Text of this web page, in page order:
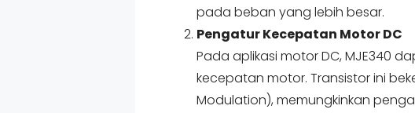
pada beban yang lebih besar.
Pengatur Kecepatan Motor DC
Pada aplikasi motor DC, MJE340
kecepatan motor. Transistor ini
Modulation), memungkinkan